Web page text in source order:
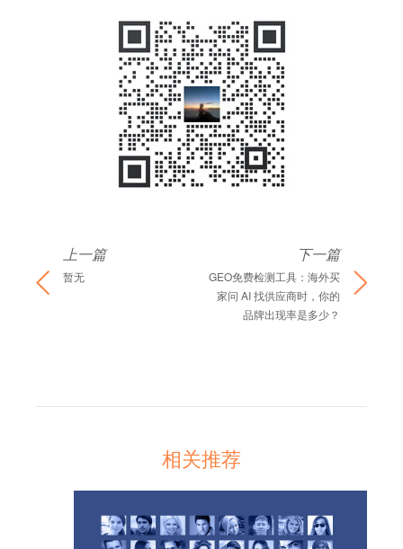
上一篇
暂无
下一篇
GEO免费检测工具：海外买
家问 AI 找供应商时，你的
品牌出现率是多少？
相关推荐